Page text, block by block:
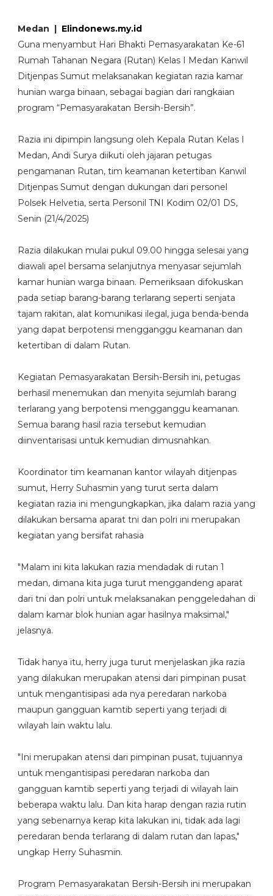
Medan | Elindonews.my.id
Guna menyambut Hari Bhakti Pemasyarakatan Ke-61
Rumah Tahanan Negara (Rutan) Kelas I Medan Kanwil
Ditjenpas Sumut melaksanakan kegiatan razia kamar
hunian warga binaan, sebagai bagian dari rangkaian
program “Pemasyarakatan Bersih-Bersih”.
Razia ini dipimpin langsung oleh Kepala Rutan Kelas I
Medan, Andi Surya diikuti oleh jajaran petugas
pengamanan Rutan, tim keamanan ketertiban Kanwil
Ditjenpas Sumut dengan dukungan dari personel
Polsek Helvetia, serta Personil TNI Kodim 02/01 DS,
Senin (21/4/2025)
Razia dilakukan mulai pukul 09.00 hingga selesai yang
diawali apel bersama selanjutnya menyasar sejumlah
kamar hunian warga binaan. Pemeriksaan difokuskan
pada setiap barang-barang terlarang seperti senjata
tajam rakitan, alat komunikasi ilegal, juga benda-benda
yang dapat berpotensi mengganggu keamanan dan
ketertiban di dalam Rutan.
Kegiatan Pemasyarakatan Bersih-Bersih ini, petugas
berhasil menemukan dan menyita sejumlah barang
terlarang yang berpotensi mengganggu keamanan.
Semua barang hasil razia tersebut kemudian
diinventarisasi untuk kemudian dimusnahkan.
Koordinator tim keamanan kantor wilayah ditjenpas
sumut, Herry Suhasmin yang turut serta dalam
kegiatan razia ini mengungkapkan, jika dalam razia yang
dilakukan bersama aparat tni dan polri ini merupakan
kegiatan yang bersifat rahasia
"Malam ini kita lakukan razia mendadak di rutan 1
medan, dimana kita juga turut menggandeng aparat
dari tni dan polri untuk melaksanakan penggeledahan di
dalam kamar blok hunian agar hasilnya maksimal,"
jelasnya.
Tidak hanya itu, herry juga turut menjelaskan jika razia
yang dilakukan merupakan atensi dari pimpinan pusat
untuk mengantisipasi ada nya peredaran narkoba
maupun gangguan kamtib seperti yang terjadi di
wilayah lain waktu lalu.
"Ini merupakan atensi dari pimpinan pusat, tujuannya
untuk mengantisipasi peredaran narkoba dan
gangguan kamtib seperti yang terjadi di wilayah lain
beberapa waktu lalu. Dan kita harap dengan razia rutin
yang sebenarnya kerap kita lakukan ini, tidak ada lagi
peredaran benda terlarang di dalam rutan dan lapas,"
ungkap Herry Suhasmin.
Program Pemasyarakatan Bersih-Bersih ini merupakan